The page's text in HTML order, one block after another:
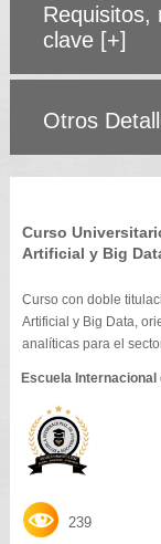
Requisitos,
clave [+]
Otros
Curso
Artificial y Big
Curso con doble
Artificial y Big Data,
analíticas para el
Escuela Internacional
239